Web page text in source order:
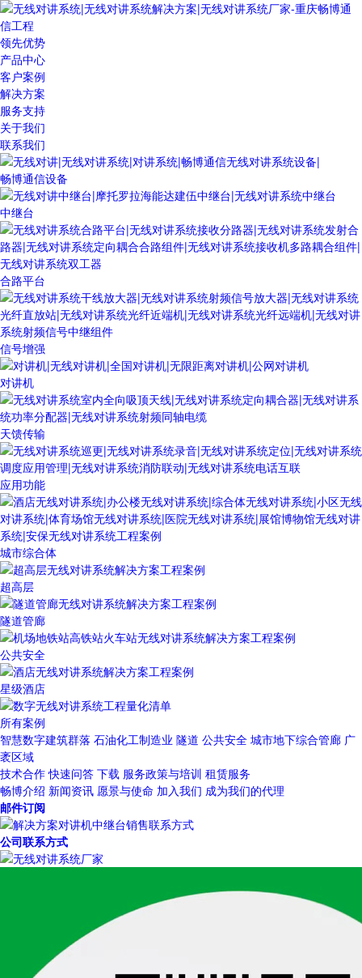
领先优势
产品中心
客户案例
解决方案
服务支持
关于我们
联系我们
畅博通信设备
中继台
合路平台
信号增强
对讲机
天馈传输
应用功能
城市综合体
超高层
隧道管廊
公共安全
星级酒店
所有案例
智慧数字建筑群落 石油化工制造业 隧道 公共安全 城市地下综合管廊 广
袤区域
技术合作 快速问答 下载 服务政策与培训 租赁服务
畅博介绍 新闻资讯 愿景与使命 加入我们 成为我们的代理
邮件订阅
公司联系方式